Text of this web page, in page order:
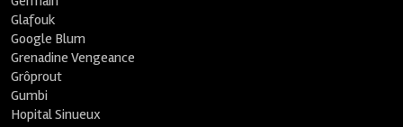
Glafouk
Google Blum
Grenadine Vengeance
Grôprout
Gumbi
Hopital Sinueux